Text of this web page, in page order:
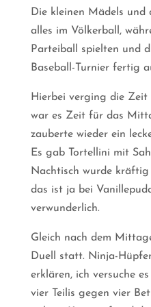
Die kleinen Mädels und
alles im Völkerball,
Parteiball spielten und
Baseball-Turnier fertig
Hierbei verging die Zeit
war es Zeit für das
zauberte wieder ein
Es gab Tortellini mit
Nachtisch wurde
das ist ja bei
verwunderlich.
Gleich nach dem
Duell statt. Ninja-
erklären, ich versuche
vier Teilis gegen vier